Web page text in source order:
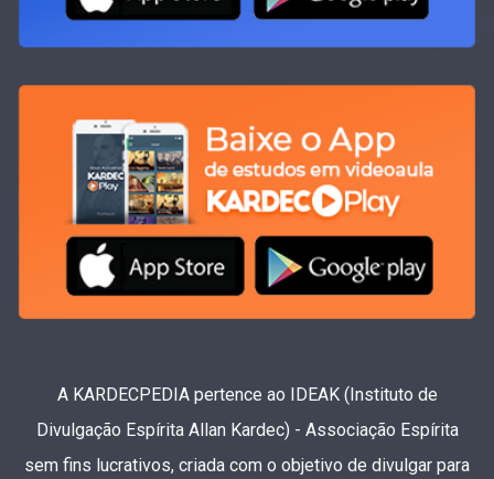
A KARDECPEDIA pertence ao IDEAK (Instituto de
Divulgação Espírita Allan Kardec) - Associação Espírita
sem fins lucrativos, criada com o objetivo de divulgar para